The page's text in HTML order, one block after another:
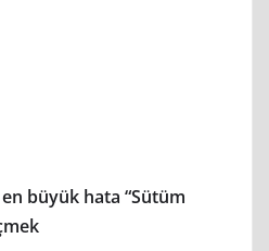
büyük hata “Sütüm